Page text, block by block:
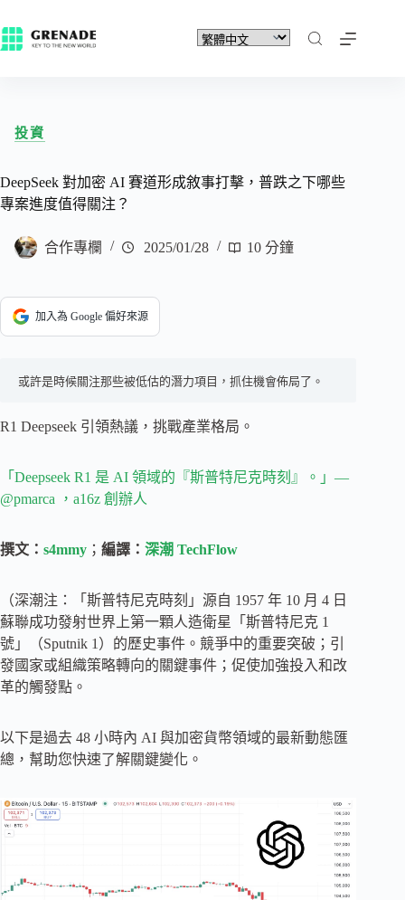
投資
DeepSeek 對加密 AI 賽道形成敘事打擊，普跌之下哪些
專案進度值得關注？
合作專欄 2025/01/28 10 分鐘
加入為 Google 偏好來源
或許是時候關注那些被低估的潛力項目，抓住機會佈局了。
R1 Deepseek 引領熱議，挑戰產業格局。
「Deepseek R1 是 AI 領域的『斯普特尼克時刻』。」—
@pmarca ，a16z 創辦人
撰文： s4mmy ； 編譯： 深潮 TechFlow
（深潮注：「斯普特尼克時刻」源自 1957 年 10 月 4 日
蘇聯成功發射世界上第一顆人造衛星「斯普特尼克 1
號」（Sputnik 1）的歷史事件。競爭中的重要突破；引
發國家或組織策略轉向的關鍵事件；促使加強投入和改
革的觸發點。
以下是過去 48 小時內 AI 與加密貨幣領域的最新動態匯
總，幫助您快速了解關鍵變化。